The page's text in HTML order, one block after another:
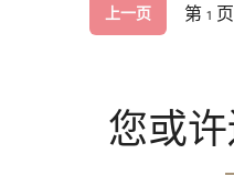
上一页 第 1
您或